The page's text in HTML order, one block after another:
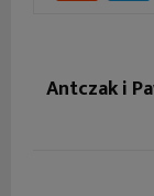
Antczak i